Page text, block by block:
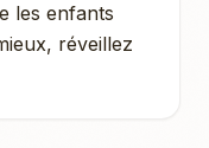
les enfants
réveillez